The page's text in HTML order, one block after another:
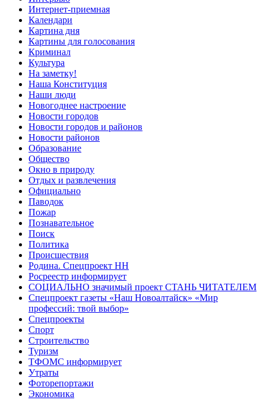
Интернет-приемная
Календари
Картина дня
Картины для голосования
Криминал
Культура
На заметку!
Наша Конституция
Наши люди
Новогоднее настроение
Новости городов
Новости городов и районов
Новости районов
Образование
Общество
Окно в природу
Отдых и развлечения
Официально
Паводок
Пожар
Познавательное
Поиск
Политика
Происшествия
Родина. Спецпроект НН
Росреестр информирует
СОЦИАЛЬНО значимый проект СТАНЬ ЧИТАТЕЛЕМ
Спецпроект газеты «Наш Новоалтайск» «Мир
профессий: твой выбор»
Спецпроекты
Спорт
Строительство
Туризм
ТФОМС информирует
Утраты
Фоторепортажи
Экономика